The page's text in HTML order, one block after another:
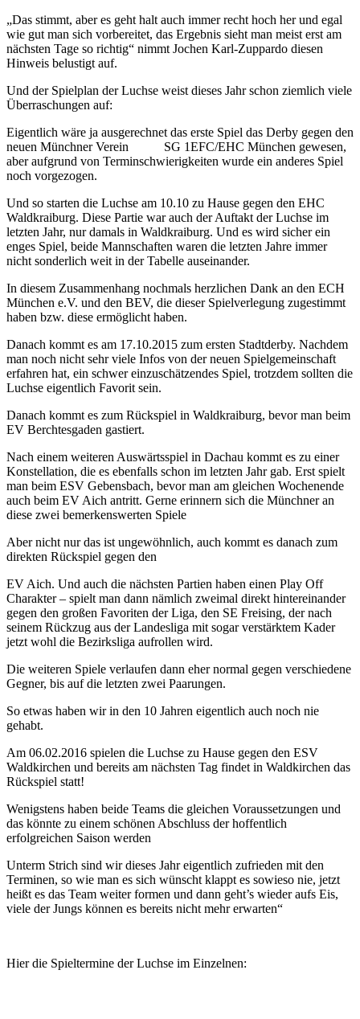
„Das stimmt, aber es geht halt auch immer recht hoch her und egal
wie gut man sich vorbereitet, das Ergebnis sieht man meist erst am
nächsten Tage so richtig“ nimmt Jochen Karl-Zuppardo diesen
Hinweis belustigt auf.
Und der Spielplan der Luchse weist dieses Jahr schon ziemlich viele
Überraschungen auf:
Eigentlich wäre ja ausgerechnet das erste Spiel das Derby gegen den
neuen Münchner Verein SG 1EFC/EHC München gewesen,
aber aufgrund von Terminschwierigkeiten wurde ein anderes Spiel
noch vorgezogen.
Und so starten die Luchse am 10.10 zu Hause gegen den EHC
Waldkraiburg. Diese Partie war auch der Auftakt der Luchse im
letzten Jahr, nur damals in Waldkraiburg. Und es wird sicher ein
enges Spiel, beide Mannschaften waren die letzten Jahre immer
nicht sonderlich weit in der Tabelle auseinander.
In diesem Zusammenhang nochmals herzlichen Dank an den ECH
München e.V. und den BEV, die dieser Spielverlegung zugestimmt
haben bzw. diese ermöglicht haben.
Danach kommt es am 17.10.2015 zum ersten Stadtderby. Nachdem
man noch nicht sehr viele Infos von der neuen Spielgemeinschaft
erfahren hat, ein schwer einzuschätzendes Spiel, trotzdem sollten die
Luchse eigentlich Favorit sein.
Danach kommt es zum Rückspiel in Waldkraiburg, bevor man beim
EV Berchtesgaden gastiert.
Nach einem weiteren Auswärtsspiel in Dachau kommt es zu einer
Konstellation, die es ebenfalls schon im letzten Jahr gab. Erst spielt
man beim ESV Gebensbach, bevor man am gleichen Wochenende
auch beim EV Aich antritt. Gerne erinnern sich die Münchner an
diese zwei bemerkenswerten Spiele
Aber nicht nur das ist ungewöhnlich, auch kommt es danach zum
direkten Rückspiel gegen den
EV Aich. Und auch die nächsten Partien haben einen Play Off
Charakter – spielt man dann nämlich zweimal direkt hintereinander
gegen den großen Favoriten der Liga, den SE Freising, der nach
seinem Rückzug aus der Landesliga mit sogar verstärktem Kader
jetzt wohl die Bezirksliga aufrollen wird.
Die weiteren Spiele verlaufen dann eher normal gegen verschiedene
Gegner, bis auf die letzten zwei Paarungen.
So etwas haben wir in den 10 Jahren eigentlich auch noch nie
gehabt.
Am 06.02.2016 spielen die Luchse zu Hause gegen den ESV
Waldkirchen und bereits am nächsten Tag findet in Waldkirchen das
Rückspiel statt!
Wenigstens haben beide Teams die gleichen Voraussetzungen und
das könnte zu einem schönen Abschluss der hoffentlich
erfolgreichen Saison werden
Unterm Strich sind wir dieses Jahr eigentlich zufrieden mit den
Terminen, so wie man es sich wünscht klappt es sowieso nie, jetzt
heißt es das Team weiter formen und dann geht’s wieder aufs Eis,
viele der Jungs können es bereits nicht mehr erwarten“
Hier die Spieltermine der Luchse im Einzelnen: